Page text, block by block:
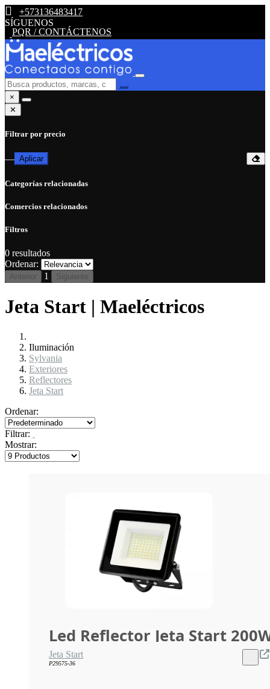
+573136483417
SÍGUENOS
PQR / CONTÁCTENOS
×
✕
Filtrar por precio
— Aplicar
Categorías relacionadas
Comercios relacionados
Filtros
0 resultados
Ordenar:
Anterior 1 Siguiente
Jeta Start | Maeléctricos
Iluminación
Sylvania
Exteriores
Reflectores
Jeta Start
Ordenar:
Filtrar:
Mostrar:
Led Reflector Jeta Start
Jeta Start
P29575-36